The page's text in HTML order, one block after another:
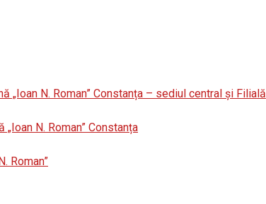
„Ioan N. Roman” Constanța – sediul central și Filială
N. Roman” Constanța
Roman”